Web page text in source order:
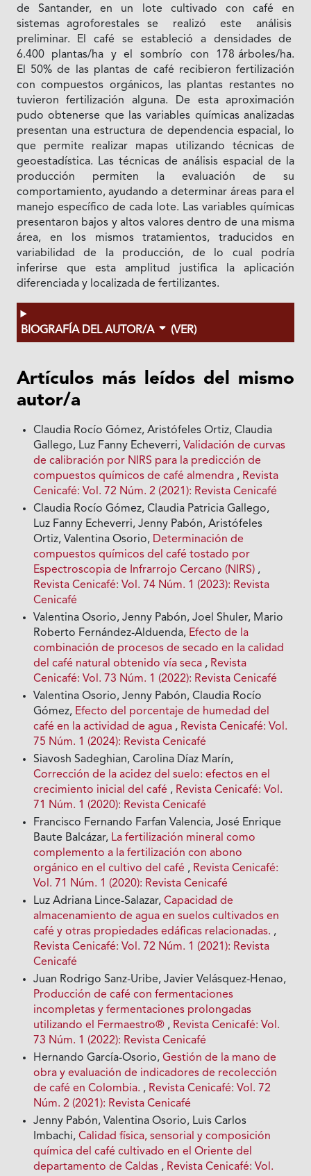
de Santander, en un lote cultivado con café en
sistemas agroforestales se realizó este análisis
preliminar. El café se estableció a densidades de
6.400 plantas/ha y el sombrío con 178 árboles/ha.
El 50% de las plantas de café recibieron fertilización
con compuestos orgánicos, las plantas restantes no
tuvieron fertilización alguna. De esta aproximación
pudo obtenerse que las variables químicas analizadas
presentan una estructura de dependencia espacial, lo
que permite realizar mapas utilizando técnicas de
geoestadística. Las técnicas de análisis espacial de la
producción permiten la evaluación de su
comportamiento, ayudando a determinar áreas para el
manejo específico de cada lote. Las variables químicas
presentaron bajos y altos valores dentro de una misma
área, en los mismos tratamientos, traducidos en
variabilidad de la producción, de lo cual podría
inferirse que esta amplitud justifica la aplicación
diferenciada y localizada de fertilizantes.
BIOGRAFÍA DEL AUTOR/A (VER)
Artículos más leídos del mismo
autor/a
Claudia Rocío Gómez, Aristófeles Ortiz, Claudia
Gallego, Luz Fanny Echeverri,Validación de curvas
de calibración por NIRS para la predicción de
compuestos químicos de café almendra , Revista
Cenicafé: Vol. 72 Núm. 2 (2021): Revista Cenicafé
Claudia Rocío Gómez, Claudia Patricia Gallego,
Luz Fanny Echeverri, Jenny Pabón, Aristófeles
Ortiz, Valentina Osorio, Determinación de
compuestos químicos del café tostado por
Espectroscopia de Infrarrojo Cercano (NIRS) ,
Revista Cenicafé: Vol. 74 Núm. 1 (2023): Revista
Cenicafé
Valentina Osorio, Jenny Pabón, Joel Shuler, Mario
Roberto Fernández-Alduenda, Efecto de la
combinación de procesos de secado en la calidad
del café natural obtenido vía seca , Revista
Cenicafé: Vol. 73 Núm. 1 (2022): Revista Cenicafé
Valentina Osorio, Jenny Pabón, Claudia Rocío
Gómez, Efecto del porcentaje de humedad del
café en la actividad de agua , Revista Cenicafé: Vol.
75 Núm. 1 (2024): Revista Cenicafé
Siavosh Sadeghian, Carolina Díaz Marín,
Corrección de la acidez del suelo: efectos en el
crecimiento inicial del café , Revista Cenicafé: Vol.
71 Núm. 1 (2020): Revista Cenicafé
Francisco Fernando Farfan Valencia, José Enrique
Baute Balcázar, La fertilización mineral como
complemento a la fertilización con abono
orgánico en el cultivo del café , Revista Cenicafé:
Vol. 71 Núm. 1 (2020): Revista Cenicafé
Luz Adriana Lince-Salazar,Capacidad de
almacenamiento de agua en suelos cultivados en
café y otras propiedades edáficas relacionadas. ,
Revista Cenicafé: Vol. 72 Núm. 1 (2021): Revista
Cenicafé
Juan Rodrigo Sanz-Uribe, Javier Velásquez-Henao,
Producción de café con fermentaciones
incompletas y fermentaciones prolongadas
utilizando el Fermaestro® , Revista Cenicafé: Vol.
73 Núm. 1 (2022): Revista Cenicafé
Hernando García-Osorio,Gestión de la mano de
obra y evaluación de indicadores de recolección
de café en Colombia. , Revista Cenicafé: Vol. 72
Núm. 2 (2021): Revista Cenicafé
Jenny Pabón, Valentina Osorio, Luis Carlos
Imbachi,Calidad física, sensorial y composición
química del café cultivado en el Oriente del
departamento de Caldas , Revista Cenicafé: Vol.